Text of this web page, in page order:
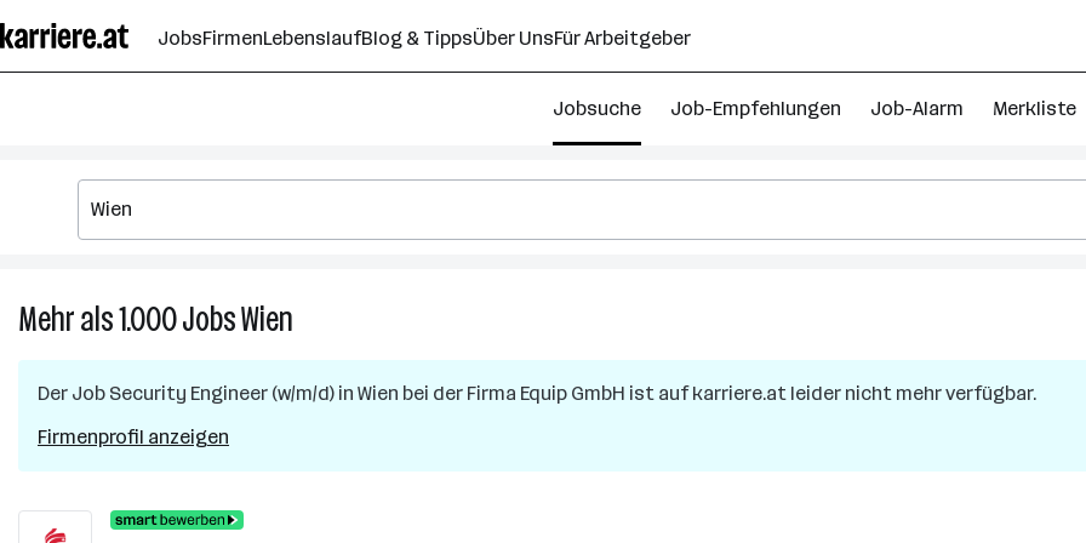
Seiteninhalt
springen
JobsFirmenLebenslaufBlog & TippsÜber UnsFür Arbeitgeber
Jobsuche Job-Empfehlungen Job-Alarm Merkliste
Mehr als 1.000JobsWien
Jobs
Der Job Security Engineer (w/m/d) in Wien bei der Firma Equip GmbH ist auf karriere.at leider nicht mehr verfügbar.
Firmenprofil anzeigen